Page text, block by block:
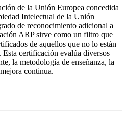
de la Unión Europea concedida
Intelectual de la Unión
de reconocimiento adicional a
ARP sirve como un filtro que
de aquellos que no lo están
Esta certificación evalúa diversos
la metodología de enseñanza, la
continua.